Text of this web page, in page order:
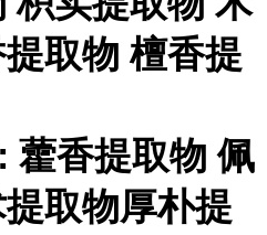
取物 檀香提
: 藿香提取物 佩
取物厚朴提